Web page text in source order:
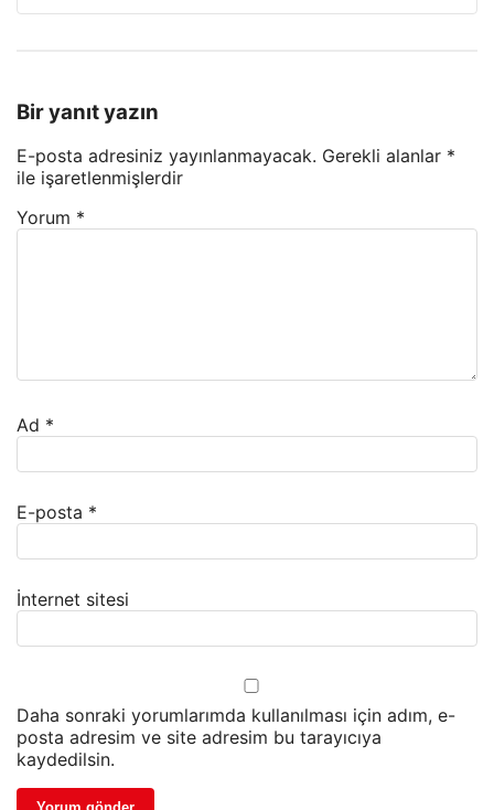
Bir yanıt yazın
E-posta adresiniz yayınlanmayacak. Gerekli alanlar *
ile işaretlenmişlerdir
Yorum *
Ad *
E-posta *
İnternet sitesi
Daha sonraki yorumlarımda kullanılması için adım, e-
posta adresim ve site adresim bu tarayıcıya
kaydedilsin.